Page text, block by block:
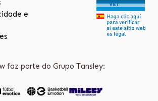
e
faz parte do Grupo Tansley: